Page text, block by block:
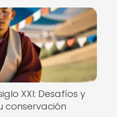
XXI: Desafíos y
conservación